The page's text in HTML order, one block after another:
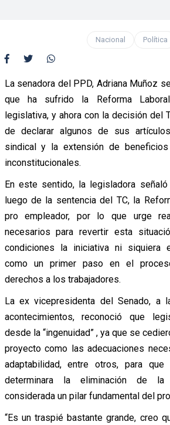
Nacional Política
La senadora del PPD, Adriana Muñoz
que ha sufrido la Reforma
legislativa, y ahora con la decisión del
de declarar algunos de sus
sindical y la extensión de
inconstitucionales.
En este sentido, la legisladora
luego de la sentencia del TC, la
pro empleador, por lo que urge
necesarios para revertir esta
condiciones la iniciativa ni siquiera
como un primer paso en el
derechos a los trabajadores.
La ex vicepresidenta del Senado, a
acontecimientos, reconoció que
desde la “ingenuidad” , ya que se
proyecto como las adecuaciones
adaptabilidad, entre otros, para
determinara la eliminación de la
considerada un pilar fundamental del
“Es un traspié bastante grande, creo